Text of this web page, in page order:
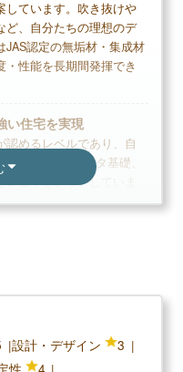
をしっかり検討す
づらい
不満の口コミがあ
取り寄せる
くりの第一歩
ら始めよう
しています。吹き抜けや
ど、自分たちの理想のデ
認定の無垢材・集成材
性能を長期間発揮でき
い住宅を実現
認めるレベルであり、自
5倍耐力壁やベタ基礎、
い基準をクリアしていま
てもリーズナブルな価格
ており、セントラル換気
ナルプレセットタイル
根裏に「透湿・遮熱シー
冬は暖かい室内環境を
設計・デザイン
3